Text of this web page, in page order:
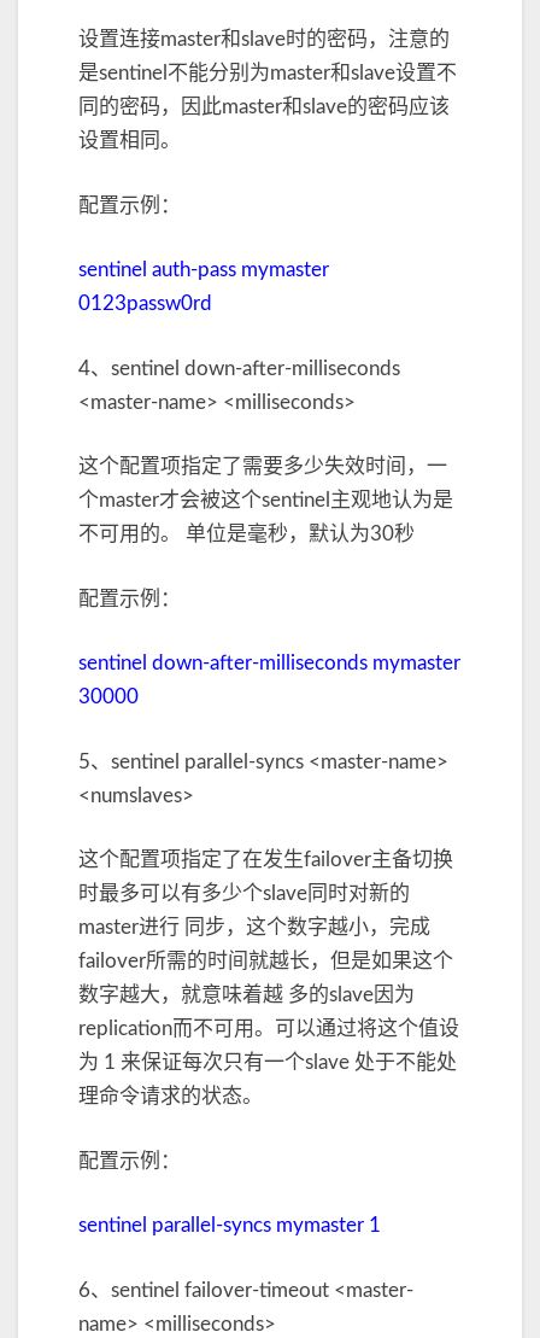
设置连接master和slave时的密码，注意的
是sentinel不能分别为master和slave设置不
同的密码，因此master和slave的密码应该
设置相同。
配置示例：
sentinel auth-pass mymaster
0123passw0rd
4、sentinel down-after-milliseconds
<master-name> <milliseconds>
这个配置项指定了需要多少失效时间，一
个master才会被这个sentinel主观地认为是
不可用的。 单位是毫秒，默认为30秒
配置示例：
sentinel down-after-milliseconds mymaster
30000
5、sentinel parallel-syncs <master-name>
<numslaves>
这个配置项指定了在发生failover主备切换
时最多可以有多少个slave同时对新的
master进行 同步，这个数字越小，完成
failover所需的时间就越长，但是如果这个
数字越大，就意味着越 多的slave因为
replication而不可用。可以通过将这个值设
为 1 来保证每次只有一个slave 处于不能处
理命令请求的状态。
配置示例：
sentinel parallel-syncs mymaster 1
6、sentinel failover-timeout <master-
name> <milliseconds>